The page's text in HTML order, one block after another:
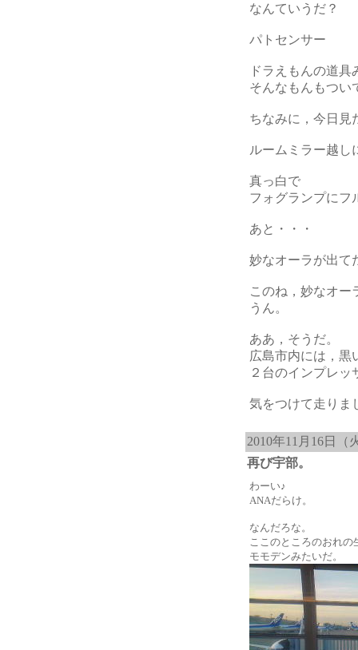
なんていうだ？
パトセンサー
ドラえもんの道
そんなもんもつい
ちなみに，今日見
ルームミラー越し
真っ白で
フォグランプにフ
あと・・・
妙なオーラが出て
このね，妙なオー
うん。
ああ，そうだ。
広島市内には，黒
２台のインプレ
気をつけて走りま
2010年11月16日（
再び宇部。
わーい♪
ANAだらけ。
なんだろな。
ここのところのおれの
モモデンみたいだ。